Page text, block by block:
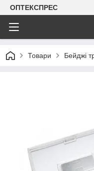
ОПТЕКСПРЕС
Товари Бейджі